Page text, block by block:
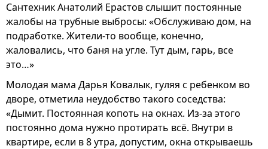
Сантехник Анатолий Ерастов слышит постоянные
жалобы на трубные выбросы: «Обслуживаю дом, на
подработке. Жители-то вообще, конечно,
жаловались, что баня на угле. Тут дым, гарь, все
это…»
Молодая мама Дарья Ковалык, гуляя с ребенком во
дворе, отметила неудобство такого соседства:
«Дымит. Постоянная копоть на окнах. Из-за этого
постоянно дома нужно протирать всё. Внутри в
квартире, если в 8 утра, допустим, окна открываешь